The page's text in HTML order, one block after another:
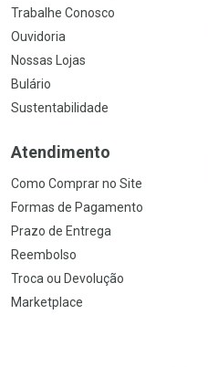
Trabalhe Conosco
Ouvidoria
Nossas Lojas
Bulário
Sustentabilidade
Atendimento
Como Comprar no Site
Formas de Pagamento
Prazo de Entrega
Reembolso
Troca ou Devolução
Marketplace